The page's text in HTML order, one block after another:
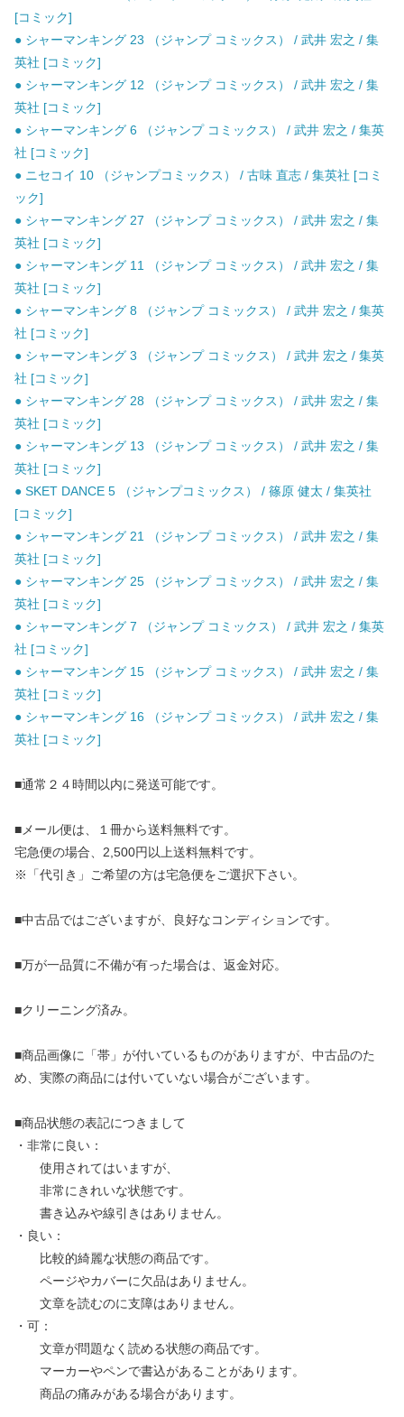
[コミック]
● シャーマンキング 23 （ジャンプ コミックス） / 武井 宏之 / 集
英社 [コミック]
● シャーマンキング 12 （ジャンプ コミックス） / 武井 宏之 / 集
英社 [コミック]
● シャーマンキング 6 （ジャンプ コミックス） / 武井 宏之 / 集英
社 [コミック]
● ニセコイ 10 （ジャンプコミックス） / 古味 直志 / 集英社 [コミ
ック]
● シャーマンキング 27 （ジャンプ コミックス） / 武井 宏之 / 集
英社 [コミック]
● シャーマンキング 11 （ジャンプ コミックス） / 武井 宏之 / 集
英社 [コミック]
● シャーマンキング 8 （ジャンプ コミックス） / 武井 宏之 / 集英
社 [コミック]
● シャーマンキング 3 （ジャンプ コミックス） / 武井 宏之 / 集英
社 [コミック]
● シャーマンキング 28 （ジャンプ コミックス） / 武井 宏之 / 集
英社 [コミック]
● シャーマンキング 13 （ジャンプ コミックス） / 武井 宏之 / 集
英社 [コミック]
● SKET DANCE 5 （ジャンプコミックス） / 篠原 健太 / 集英社
[コミック]
● シャーマンキング 21 （ジャンプ コミックス） / 武井 宏之 / 集
英社 [コミック]
● シャーマンキング 25 （ジャンプ コミックス） / 武井 宏之 / 集
英社 [コミック]
● シャーマンキング 7 （ジャンプ コミックス） / 武井 宏之 / 集英
社 [コミック]
● シャーマンキング 15 （ジャンプ コミックス） / 武井 宏之 / 集
英社 [コミック]
● シャーマンキング 16 （ジャンプ コミックス） / 武井 宏之 / 集
英社 [コミック]
■通常２４時間以内に発送可能です。
■メール便は、１冊から送料無料です。
宅急便の場合、2,500円以上送料無料です。
※「代引き」ご希望の方は宅急便をご選択下さい。
■中古品ではございますが、良好なコンディションです。
■万が一品質に不備が有った場合は、返金対応。
■クリーニング済み。
■商品画像に「帯」が付いているものがありますが、中古品のた
め、実際の商品には付いていない場合がございます。
■商品状態の表記につきまして
・非常に良い：
使用されてはいますが、
非常にきれいな状態です。
書き込みや線引きはありません。
・良い：
比較的綺麗な状態の商品です。
ページやカバーに欠品はありません。
文章を読むのに支障はありません。
・可：
文章が問題なく読める状態の商品です。
マーカーやペンで書込があることがあります。
商品の痛みがある場合があります。